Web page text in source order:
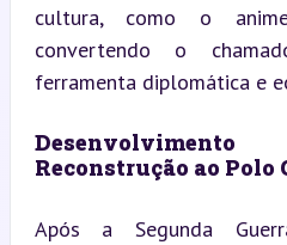
cultura, como o
convertendo o
ferramenta diplomática e
Reconstrução ao Polo
Após a Segunda